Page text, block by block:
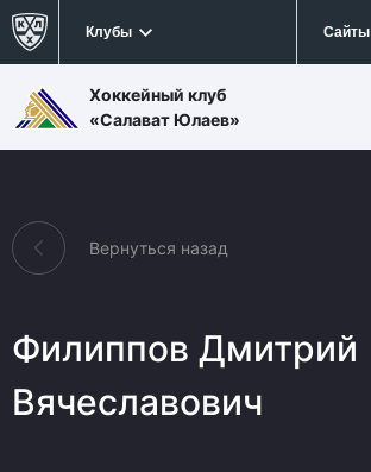
Клубы Сайты
Хоккейный клуб
«Салават Юлаев»
Вернуться назад
Филиппов Дмитрий
Вячеславович